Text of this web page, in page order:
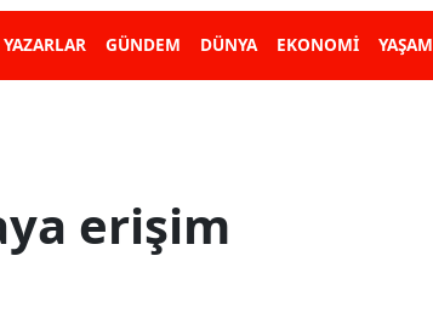
YAZARLAR GÜNDEM DÜNYA EKONOMİ YAŞAM
erişim